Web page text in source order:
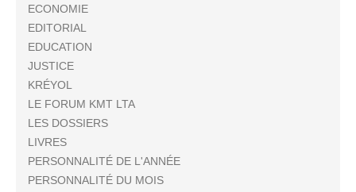
ECONOMIE
EDITORIAL
EDUCATION
JUSTICE
KRÉYOL
LE FORUM KMT LTA
LES DOSSIERS
LIVRES
PERSONNALITÉ DE L'ANNÉE
PERSONNALITÉ DU MOIS